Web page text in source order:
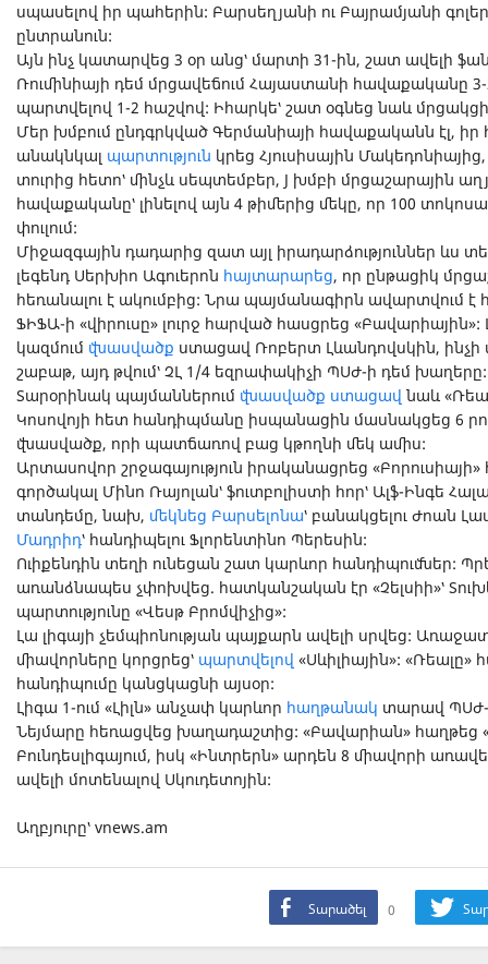
սպասելով իր պահերին: Բարսեղյանի ու Բայրամյանի
ընտրանուն:
Այն ինչ կատարվեց 3 օր անց՝ մարտի 31-ին, շատ ավելի
Ռումինիայի դեմ մրցավեճում Հայաստանի հավաքականը
պարտվելով 1-2 հաշվով: Իհարկե՝ շատ օգնեց նաև
Մեր խմբում ընդգրկված Գերմանիայի հավաքականն էլ,
անակնկալ պարտություն կրեց Հյուսիսային
տուրից հետո՝ մինչև սեպտեմբեր, J խմբի մրցաշարային
հավաքականը՝ լինելով այն 4 թիմերից մեկը, որ 100
փուլում:
Միջազգային դադարից զատ այլ իրադարձություններ ևս
լեգենդ Սերխիո Ագուերոն հայտարարեց, որ ընթացիկ
հեռանալու է ակումբից: Նրա պայմանագիրն ավարտվում է
ՖԻՖԱ-ի «վիրուսը» լուրջ հարված հասցրեց
կազմում վնասվածք ստացավ Ռոբերտ Լևանդովսկին, ինչի
շաբաթ, այդ թվում՝ ՉԼ 1/4 եզրափակիչի ՊՍԺ-ի դեմ խաղերը:
Տարօրինակ պայմաններում վնասվածք ստացավ նաև
Կոսովոյի հետ հանդիպմանը իսպանացին մասնակցեց 6
վնասվածք, որի պատճառով բաց կթողնի մեկ ամիս:
Արտասովոր շրջագայություն իրականացրեց
գործակալ Մինո Ռայոլան՝ ֆուտբոլիստի հոր՝ Ալֆ-Ինգե
տանդեմը, նախ, մեկնեց Բարսելոնա՝ բանակցելու Ժոան
Մադրիդ՝ հանդիպելու Ֆլորենտինո Պերեսին:
Ուիքենդին տեղի ունեցան շատ կարևոր հանդիպումներ:
առանձնապես չփոխվեց. հատկանշական էր «Չելսիի»՝
պարտությունը «Վեսթ Բրոմվիչից»:
Լա լիգայի չեմպիոնության պայքարն ավելի սրվեց:
միավորները կորցրեց՝ պարտվելով «Սևիլիային»: «Ռեալը»
հանդիպումը կանցկացնի այսօր:
Լիգա 1-ում «Լիլն» անչափ կարևոր հաղթանակ տարավ ՊՍԺ-
Նեյմարը հեռացվեց խաղադաշտից: «Բավարիան» հաղթեց
Բունդեսլիգայում, իսկ «Ինտրերն» արդեն 8 միավորի
ավելի մոտենալով Սկուդետոյին:
Աղբյուրը՝ vnews.am
Տարածել 0